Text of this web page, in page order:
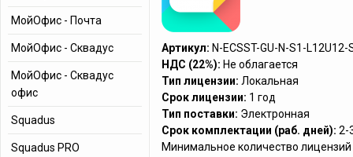
Артикул: N-ECSST-GU-N-S1-L12U12-
НДС (22%): Не облагается
Тип лицензии: Локальная
Срок лицензии: 1 год
Тип поставки: Электронная
Срок комплектации (раб. дней): 2-
Минимальное количество
МойОфис - Почта
МойОфис - Сквадус
МойОфис - Сквадус
офис
Squadus
Squadus PRO